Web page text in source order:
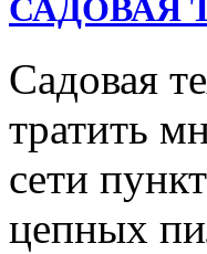
САДОВАЯ
Садовая
тратить
сети
цепных